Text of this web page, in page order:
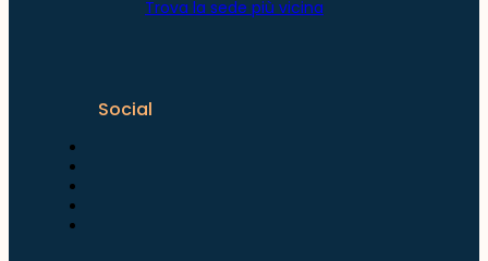
Trova la sede più vicina
Social